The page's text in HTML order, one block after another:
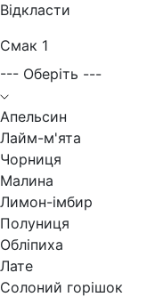
Відкласти
Смак 1
--- Оберіть ---
Апельсин
Лайм-м'ята
Чорниця
Малина
Лимон-імбир
Полуниця
Обліпиха
Лате
Солоний горішок